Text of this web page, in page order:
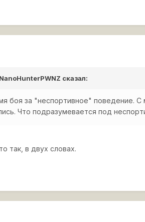
NanoHunterPWNZ сказал:
боя за "неспортивное" поведение.
Что подразумевается под
так, в двух словах.